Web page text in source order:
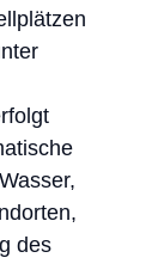
des